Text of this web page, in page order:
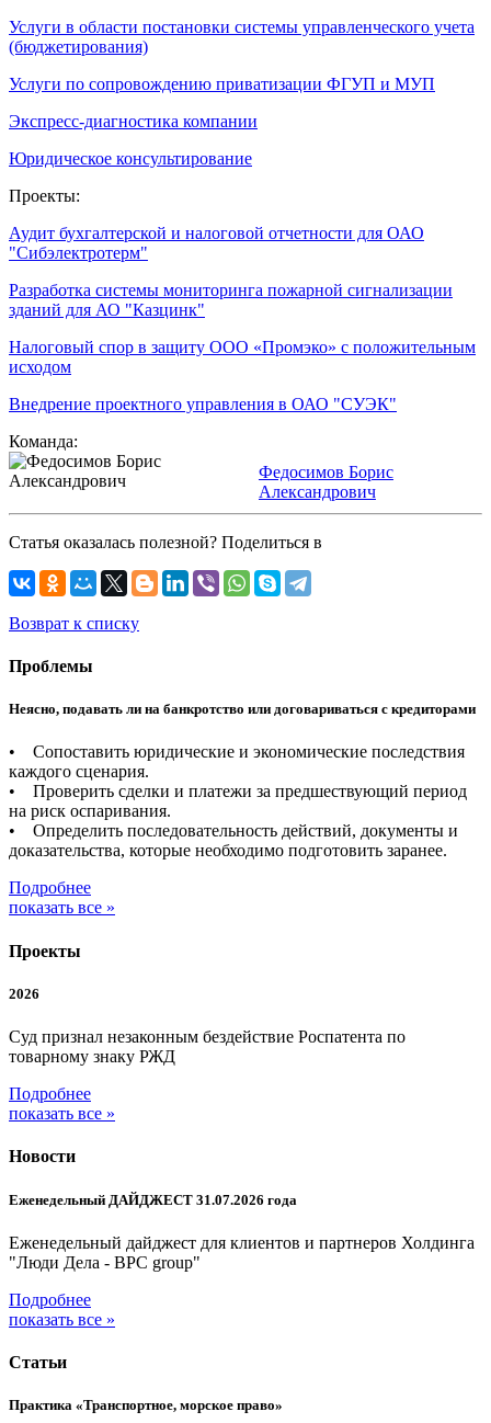
Услуги в области постановки системы управленческого учета
(бюджетирования)
Услуги по сопровождению приватизации ФГУП и МУП
Экспресс-диагностика компании
Юридическое консультирование
Проекты:
Аудит бухгалтерской и налоговой отчетности для ОАО
"Сибэлектротерм"
Разработка системы мониторинга пожарной сигнализации
зданий для АО "Казцинк"
Налоговый спор в защиту ООО «Промэко» с положительным
исходом
Внедрение проектного управления в ОАО "СУЭК"
Команда:
Федосимов Борис
Александрович
Статья оказалась полезной? Поделиться в
Возврат к списку
Проблемы
Неясно, подавать ли на банкротство или договариваться с кредиторами
• Сопоставить юридические и экономические последствия
каждого сценария.
• Проверить сделки и платежи за предшествующий период
на риск оспаривания.
• Определить последовательность действий, документы и
доказательства, которые необходимо подготовить заранее.
Подробнее
показать все »
Проекты
2026
Суд признал незаконным бездействие Роспатента по
товарному знаку РЖД
Подробнее
показать все »
Новости
Еженедельный ДАЙДЖЕСТ 31.07.2026 года
Еженедельный дайджест для клиентов и партнеров Холдинга
"Люди Дела - BPC group"
Подробнее
показать все »
Статьи
Практика «Транспортное, морское право»